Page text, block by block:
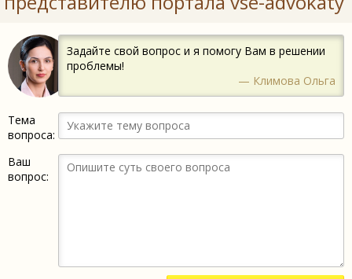
Задайте свой вопрос и я помогу Вам в решении
проблемы!
— Климова Ольга
Тема
вопроса:
Ваш
вопрос: